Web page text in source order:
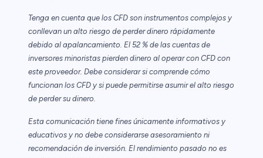
Tenga en cuenta que los CFD son instrumentos complejos y
conllevan un alto riesgo de perder dinero rápidamente
debido al apalancamiento. El 52 % de las cuentas de
inversores minoristas pierden dinero al operar con CFD con
este proveedor. Debe considerar si comprende cómo
funcionan los CFD y si puede permitirse asumir el alto riesgo
de perder su dinero.
Esta comunicación tiene fines únicamente informativos y
educativos y no debe considerarse asesoramiento ni
recomendación de inversión. El rendimiento pasado no es